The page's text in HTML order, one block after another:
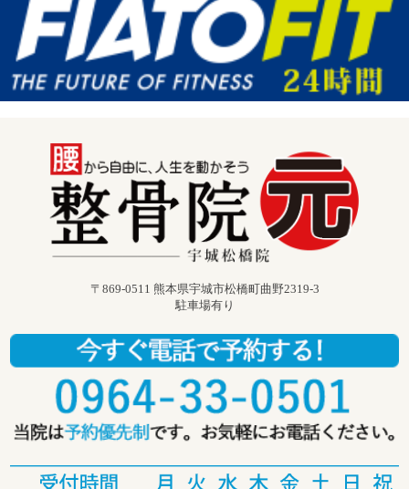
〒869-0511 熊本県宇城市松橋町曲野2319-3
駐車場有り